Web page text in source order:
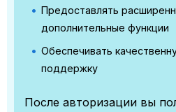
Предоставлять
дополнительные функции
Обеспечивать
поддержку
После авторизации вы